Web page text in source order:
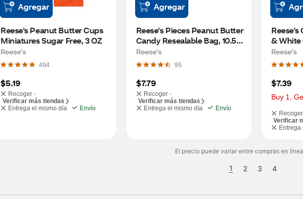
Agregar
Reese's Peanut Butter Cups
Miniatures Sugar Free, 3 OZ
Reese's
494
$5.19
Recoger -
Verificar más tiendas
Entrega el mismo día
Envío
Agregar
Reese's Pieces Peanut Butter
Candy Resealable Bag, 10.5
oz
Reese's
95
$7.79
Recoger -
Verificar más tiendas
Entrega el mismo día
Envío
& White
with
Reese's
$7.39
Buy 1,
Verificar
Entrega
El precio puede variar entre compras en
1 2 3 4